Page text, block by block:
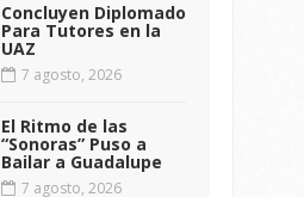
Concluyen Diplomado
Para Tutores en la
UAZ
7 agosto, 2026
El Ritmo de las
“Sonoras” Puso a
Bailar a Guadalupe
7 agosto, 2026